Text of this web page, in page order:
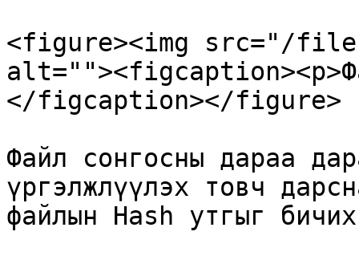
<figure><img src="/files/
</figcaption></figure>
Файл сонгосны дараа
үргэлжлүүлэх товч
файлын Hash утгыг